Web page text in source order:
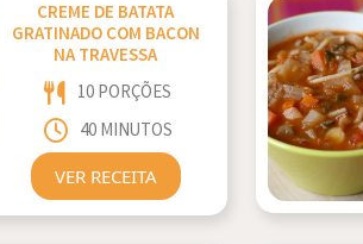
CREME DE BATATA
GRATINADO COM BACON
NA TRAVESSA
10 PORÇÕES
40 MINUTOS
VER RECEITA